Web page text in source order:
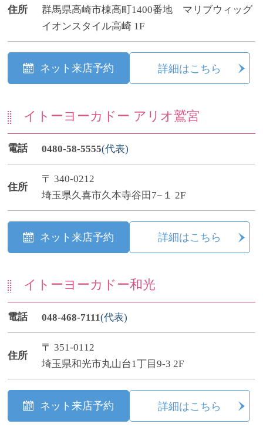
住所
群馬県高崎市棟高町1400番地 マリブウィッグ
イオンスタイル高崎 1F
ネット来店予約 詳細はこちら
イトーヨーカドー アリオ鷲宮
電話 0480-58-5555(代表)
住所
〒 340-0212
埼玉県久喜市久本寺谷田7−１ 2F
ネット来店予約 詳細はこちら
イトーヨーカドー和光
電話 048-468-7111(代表)
住所
〒 351-0112
埼玉県和光市丸山台1丁目9-3 2F
ネット来店予約 詳細はこちら